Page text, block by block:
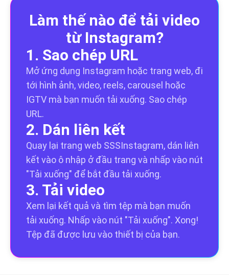
Làm thế nào để tải video
từ Instagram?
1. Sao chép URL
Mở ứng dụng Instagram hoặc trang web, đi
tới hình ảnh, video, reels, carousel hoặc
IGTV mà bạn muốn tải xuống. Sao chép
URL.
2. Dán liên kết
Quay lại trang web SSSInstagram, dán liên
kết vào ô nhập ở đầu trang và nhấp vào nút
"Tải xuống" để bắt đầu tải xuống.
3. Tải video
Xem lại kết quả và tìm tệp mà bạn muốn
tải xuống. Nhấp vào nút "Tải xuống". Xong!
Tệp đã được lưu vào thiết bị của bạn.